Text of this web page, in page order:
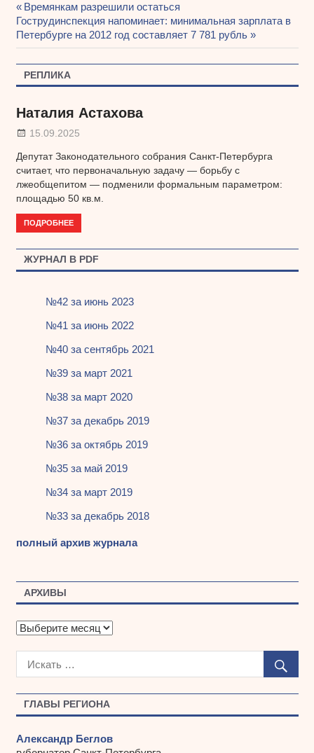
Навигация
по
записям
Предыдущая
запись:
Времянкам разрешили остаться
Следующая
запись:
Гострудинспекция напоминает: минимальная зарплата в
Петербурге на 2012 год составляет 7 781 рубль
ГЛАВЫ РЕГИОНА
Александр Беглов
РЕПЛИКА
Наталия Астахова
15.09.2025
Депутат Законодательного собрания Санкт-Петербурга
считает, что первоначальную задачу — борьбу с
лжеобщепитом — подменили формальным параметром:
площадью 50 кв.м.
ПОДРОБНЕЕ
ЖУРНАЛ В PDF
№42 за июнь 2023
№41 за июнь 2022
№40 за сентябрь 2021
№39 за март 2021
№38 за март 2020
№37 за декабрь 2019
№36 за октябрь 2019
№35 за май 2019
№34 за март 2019
№33 за декабрь 2018
полный архив журнала
АРХИВЫ
А
х
ы